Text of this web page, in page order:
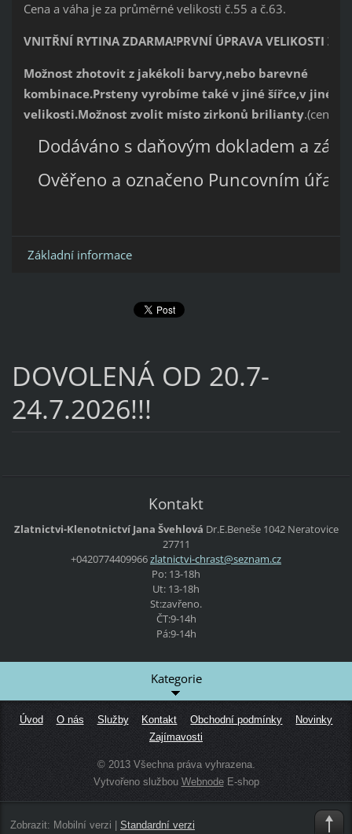
Cena a váha je za průměrné velikosti č.55 a č.63.
VNITŘNÍ RYTINA ZDARMA!PRVNÍ ÚPRAVA VELIKOSTI
Možnost zhotovit z jakékoli barvy,nebo barevné
kombinace.Prsteny vyrobíme také v jiné šířce,v jiné
velikosti.Možnost zvolit místo zirkonů brilianty.(cena
Dodáváno s daňovým dokladem a
Ověřeno a označeno Puncovním
Základní informace
DOVOLENÁ OD 20.7-
24.7.2026!!!
Kontakt
Zlatnictvi-Klenotnictví Jana Švehlová Dr.E.Beneše 1042 Neratovice
27711
+0420774409966zlatnictvi-chrast@seznam.cz
Po: 13-18h
Ut: 13-18h
St:zavřeno.
ČT:9-14h
Pá:9-14h
Kategorie
Úvod O nás Služby Kontakt Obchodní podmínky
Novinky
Zajímavosti
© 2013 Všechna práva vyhrazena.
Vytvořeno službouWebnodeE-shop
Zobrazit: Mobilní verzi Standardní verzi